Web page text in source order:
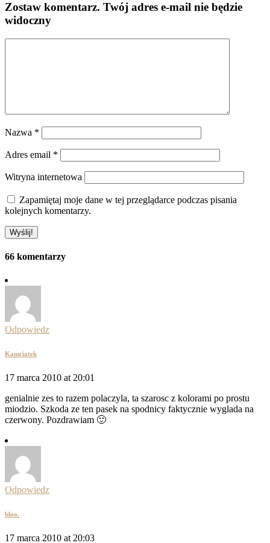
Zostaw komentarz. Twój adres e-mail nie będzie
widoczny
Nazwa *
Adres email *
Witryna internetowa
Zapamiętaj moje dane w tej przeglądarce podczas pisania
kolejnych komentarzy.
66 komentarzy
Odpowiedz
Kamciatek
17 marca 2010 at 20:01
genialnie zes to razem polaczyla, ta szarosc z kolorami po prostu
miodzio. Szkoda ze ten pasek na spodnicy faktycznie wyglada na
czerwony. Pozdrawiam 🙂
Odpowiedz
bloo.
17 marca 2010 at 20:03